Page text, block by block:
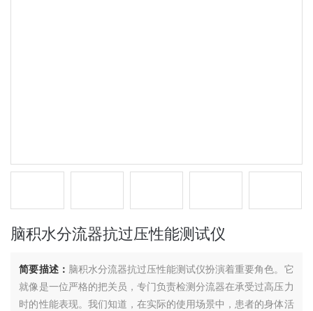
脑积水分流器抗过压性能测试仪
简要描述： 脑积水分流器抗过压性能测试仪扮演着重要角色。它
就像是一位严格的把关员，专门负责检测分流器在承受过高压力
时的性能表现。我们知道，在实际的使用场景中，患者的身体活